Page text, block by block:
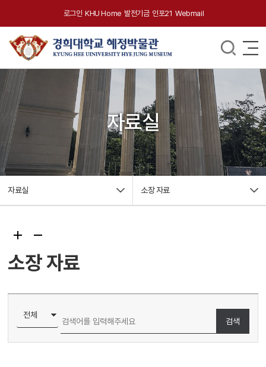
로그인 KHU Home 발전기금 인포21 Webmail
자료실
자료실 소장 자료
소장 자료
검색